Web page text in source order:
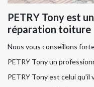
PETRY Tony est
réparation toiture
Nous vous conseillons
PETRY Tony un
PETRY Tony est celui